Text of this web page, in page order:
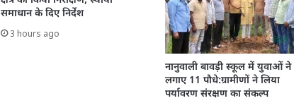
समाधान के दिए निर्देश
3 hours ago
नानुवाली बावड़ी स्कूल में युवाओं ने
लगाए 11 पौधे:ग्रामीणों ने लिया
पर्यावरण संरक्षण का संकल्प